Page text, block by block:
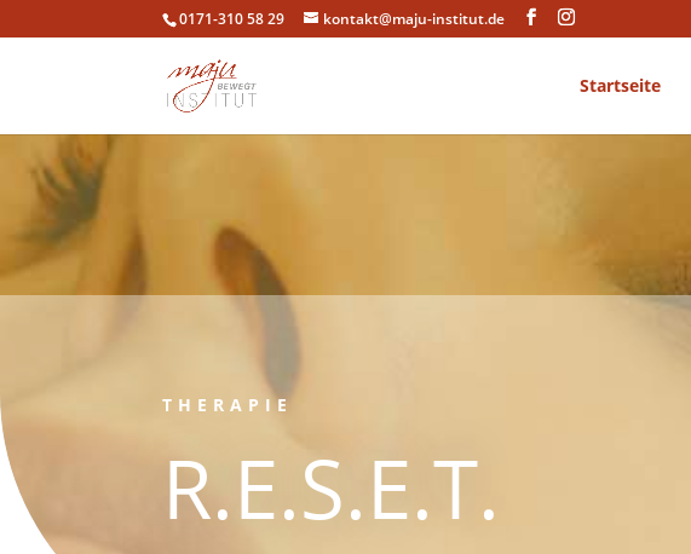
0171-310 58 29 kontakt@maju-institut.de
Startseite
THERAPIE
R.E.S.E.T.